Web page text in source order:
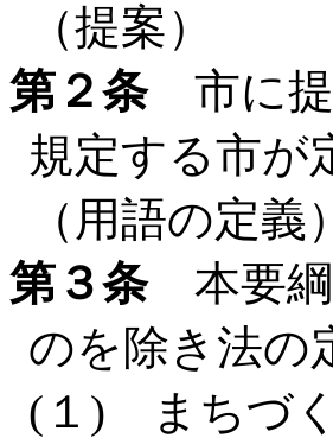
（提案）
第２条市に提
規定する市が
（用語の定義）
第３条本要綱
のを除き法の
(１) まちづ